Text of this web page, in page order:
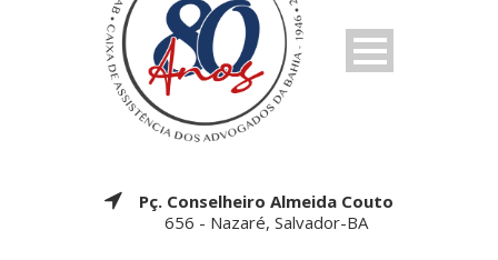
Pç. Conselheiro Almeida Couto
656 - Nazaré, Salvador-BA